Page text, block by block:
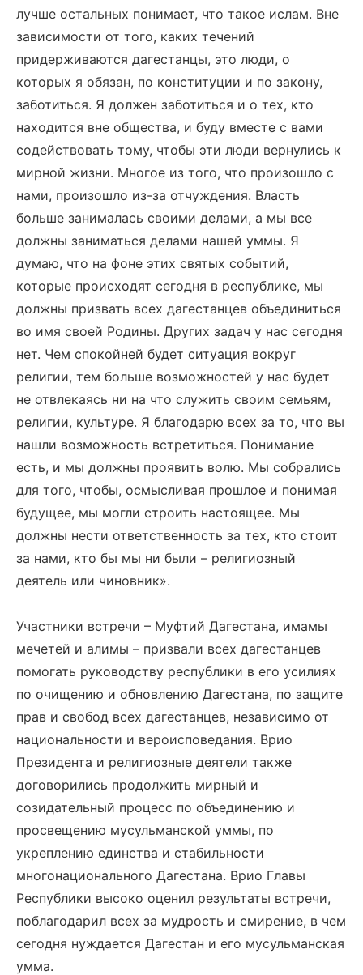
лучше остальных понимает, что такое ислам. Вне
зависимости от того, каких течений
придерживаются дагестанцы, это люди, о
которых я обязан, по конституции и по закону,
заботиться. Я должен заботиться и о тех, кто
находится вне общества, и буду вместе с вами
содействовать тому, чтобы эти люди вернулись к
мирной жизни. Многое из того, что произошло с
нами, произошло из-за отчуждения. Власть
больше занималась своими делами, а мы все
должны заниматься делами нашей уммы. Я
думаю, что на фоне этих святых событий,
которые происходят сегодня в республике, мы
должны призвать всех дагестанцев объединиться
во имя своей Родины. Других задач у нас сегодня
нет. Чем спокойней будет ситуация вокруг
религии, тем больше возможностей у нас будет
не отвлекаясь ни на что служить своим семьям,
религии, культуре. Я благодарю всех за то, что вы
нашли возможность встретиться. Понимание
есть, и мы должны проявить волю. Мы собрались
для того, чтобы, осмысливая прошлое и понимая
будущее, мы могли строить настоящее. Мы
должны нести ответственность за тех, кто стоит
за нами, кто бы мы ни были – религиозный
деятель или чиновник».
Участники встречи – Муфтий Дагестана, имамы
мечетей и алимы – призвали всех дагестанцев
помогать руководству республики в его усилиях
по очищению и обновлению Дагестана, по защите
прав и свобод всех дагестанцев, независимо от
национальности и вероисповедания. Врио
Президента и религиозные деятели также
договорились продолжить мирный и
созидательный процесс по объединению и
просвещению мусульманской уммы, по
укреплению единства и стабильности
многонационального Дагестана. Врио Главы
Республики высоко оценил результаты встречи,
поблагодарил всех за мудрость и смирение, в чем
сегодня нуждается Дагестан и его мусульманская
умма.